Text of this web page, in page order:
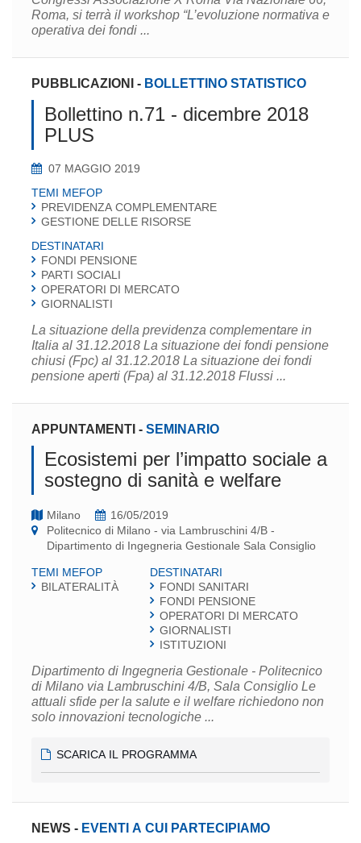
Roma, si terrà il workshop “L’evoluzione normativa e
operativa dei fondi ...
PUBBLICAZIONI - BOLLETTINO STATISTICO
Bollettino n.71 - dicembre 2018
PLUS
07 MAGGIO 2019
TEMI MEFOP
PREVIDENZA COMPLEMENTARE
GESTIONE DELLE RISORSE
DESTINATARI
FONDI PENSIONE
PARTI SOCIALI
OPERATORI DI MERCATO
GIORNALISTI
La situazione della previdenza complementare in
Italia al 31.12.2018 La situazione dei fondi pensione
chiusi (Fpc) al 31.12.2018 La situazione dei fondi
pensione aperti (Fpa) al 31.12.2018 Flussi ...
APPUNTAMENTI - SEMINARIO
Ecosistemi per l’impatto sociale a
sostegno di sanità e welfare
Milano
16/05/2019
Politecnico di Milano - via Lambruschini 4/B -
Dipartimento di Ingegneria Gestionale Sala Consiglio
TEMI MEFOP
BILATERALITÀ
DESTINATARI
FONDI SANITARI
FONDI PENSIONE
OPERATORI DI MERCATO
GIORNALISTI
ISTITUZIONI
Dipartimento di Ingegneria Gestionale - Politecnico
di Milano via Lambruschini 4/B, Sala Consiglio Le
attuali sfide per la salute e il welfare richiedono non
solo innovazioni tecnologiche ...
SCARICA IL PROGRAMMA
NEWS - EVENTI A CUI PARTECIPIAMO